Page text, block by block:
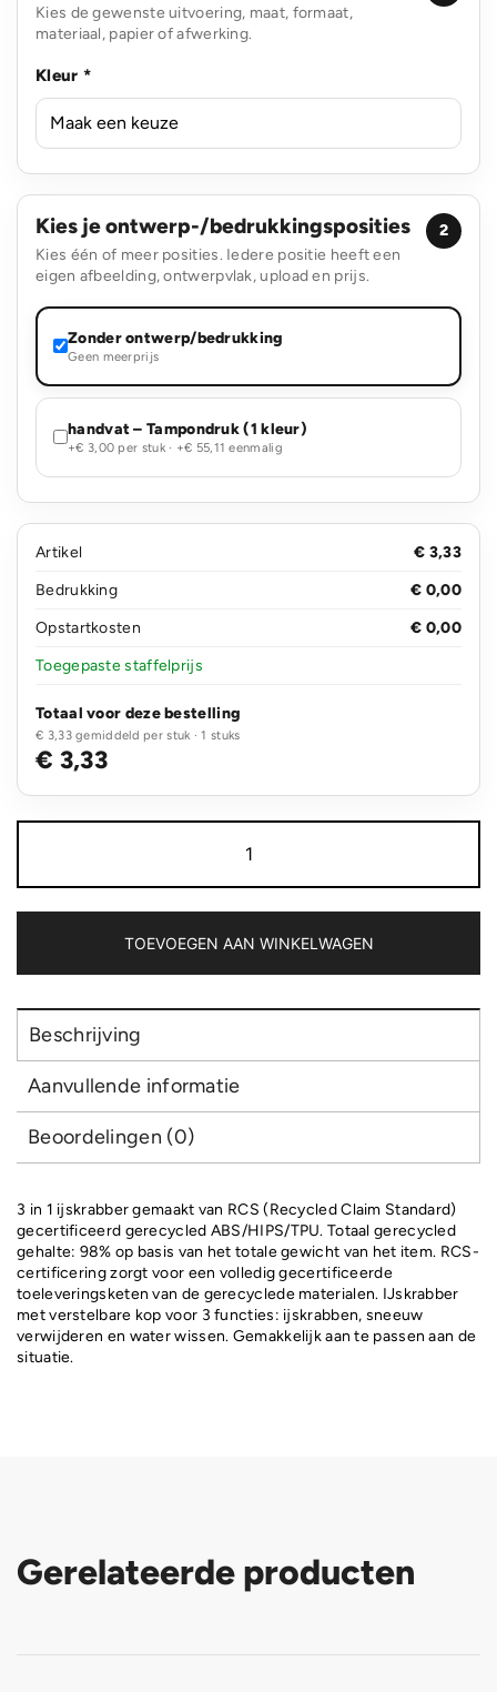
Kies de gewenste uitvoering, maat, formaat,
materiaal, papier of afwerking.
Kleur *
Kies je ontwerp-/bedrukkingsposities
Kies één of meer posities. Iedere positie heeft een
eigen afbeelding, ontwerpvlak, upload en prijs.
2
Zonder ontwerp/bedrukking
Geen meerprijs
handvat – Tampondruk (1 kleur)
+€ 3,00 per stuk · +€ 55,11 eenmalig
Artikel
€ 3,33
Bedrukking
€ 0,00
Opstartkosten
€ 0,00
Toegepaste staffelprijs
Totaal voor deze bestelling
€ 3,33 gemiddeld per stuk · 1 stuks
€ 3,33
RCS
ijskrabber
3
1
TOEVOEGEN AAN WINKELWAGEN
Beschrijving
Aanvullende informatie
Beoordelingen (0)
3 in 1 ijskrabber gemaakt van RCS (Recycled Claim Standard)
gecertificeerd gerecycled ABS/HIPS/TPU. Totaal gerecycled
gehalte: 98% op basis van het totale gewicht van het item. RCS-
certificering zorgt voor een volledig gecertificeerde
toeleveringsketen van de gerecyclede materialen. IJskrabber
met verstelbare kop voor 3 functies: ijskrabben, sneeuw
verwijderen en water wissen. Gemakkelijk aan te passen aan de
situatie.
Gerelateerde producten